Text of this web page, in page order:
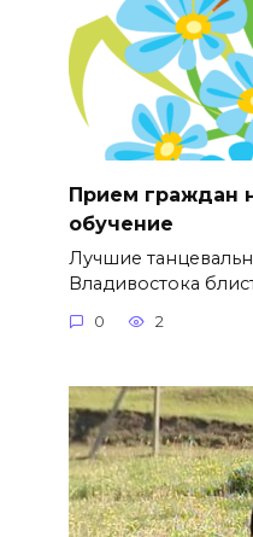
Прием граждан
обучение
Лучшие
Владивостока
0 2